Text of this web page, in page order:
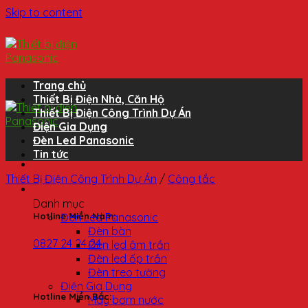
Skip to content
Hotline Miền Nam:
0827 24 24 24
Hotline Miền Bắc:
Trang chủ
Thiết Bị Điện Nhà, Căn Hộ
Thiết Bị Điện Công Trình Dự Án
Điện Gia Dụng
Đèn Led Panasonic
Tin tức
Thiết Bị Điện Công Trình Dự Án / Công tắc
Danh mục
Đèn Led Panasonic
Đèn bàn
Đèn led âm trần
Đèn led ốp trần
Đèn treo tường
Điện Gia Dụng
Máy bơm nước